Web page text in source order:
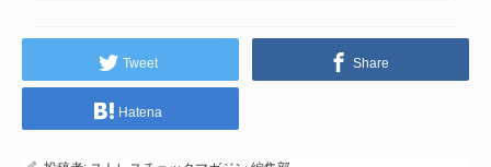
Tweet Share
Hatena